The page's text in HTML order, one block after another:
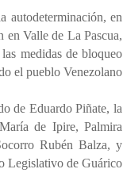
autodeterminación, en
en Valle de La Pascua,
medidas de bloqueo
el pueblo Venezolano.
de Eduardo Piñate, la
de Ipire, Palmira
Rubén Balza, y
Legislativo de Guárico.